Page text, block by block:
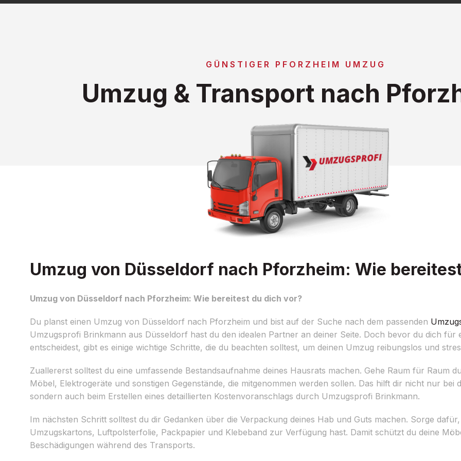
GÜNSTIGER PFORZHEIM UMZUG
Umzug & Transport nach
Umzug von Düsseldorf nach Pforzheim: Wie
Umzug von Düsseldorf nach Pforzheim: Wie bereitest du dich vor?
Du planst einen Umzug von Düsseldorf nach Pforzheim und bist auf der Suche nach dem passenden
Umzugsprofi Brinkmann aus Düsseldorf hast du den idealen Partner an deiner Seite. Doch bevor du dich für
entscheidest, gibt es einige wichtige Schritte, die du beachten solltest, um deinen Umzug reibungslos und
Zuallererst solltest du eine umfassende Bestandsaufnahme deines Hausrats machen. Gehe Raum für Raum
Möbel, Elektrogeräte und sonstigen Gegenstände, die mitgenommen werden sollen. Das hilft dir nicht nur bei
sondern auch beim Erstellen eines detaillierten Kostenvoranschlags durch Umzugsprofi Brinkmann.
Im nächsten Schritt solltest du dir Gedanken über die Verpackung deines Hab und Guts machen. Sorge
Umzugskartons, Luftpolsterfolie, Packpapier und Klebeband zur Verfügung hast. Damit schützt du deine
Beschädigungen während des Transports.